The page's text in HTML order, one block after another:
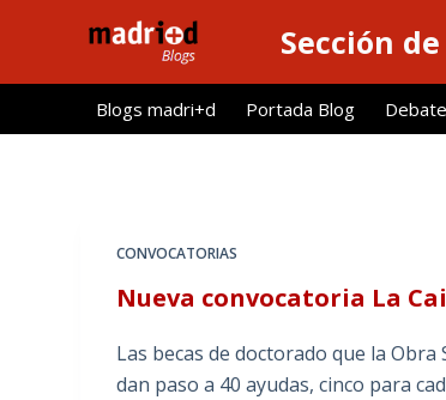
l
Sección
Blogs madri+d Portada Blog
CONVOCATORIAS
Nueva convocatoria La
Las becas de doctorado que la Obra
dan paso a 40 ayudas, cinco para